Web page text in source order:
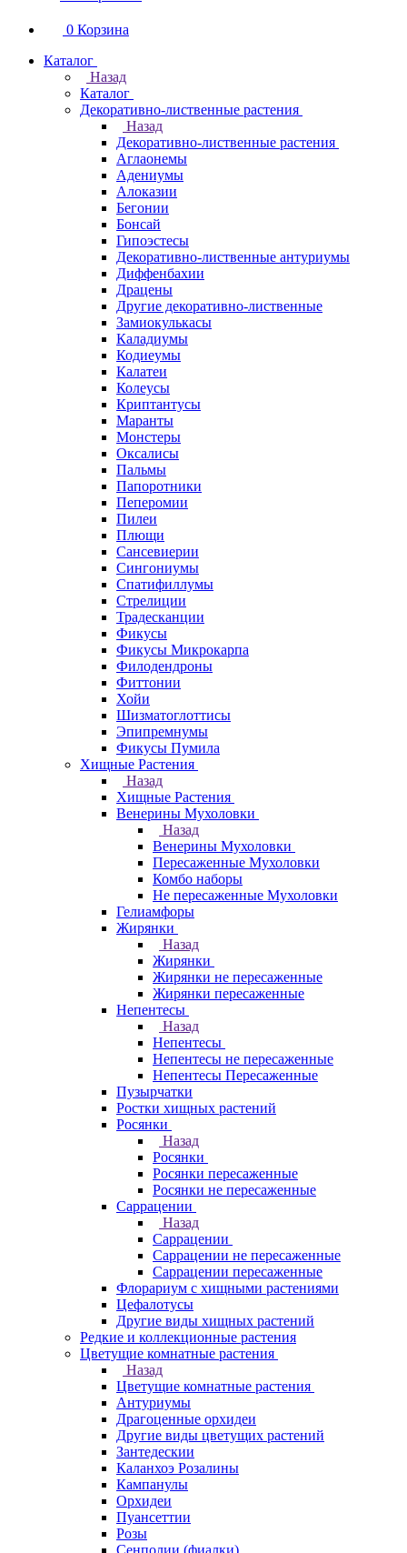
0 Корзина
Каталог
Назад
Каталог
Декоративно-лиственные растения
Назад
Декоративно-лиственные растения
Аглаонемы
Адениумы
Алоказии
Бегонии
Бонсай
Гипоэстесы
Декоративно-лиственные антуриумы
Диффенбахии
Драцены
Другие декоративно-лиственные
Замиокулькасы
Каладиумы
Кодиеумы
Калатеи
Колеусы
Криптантусы
Маранты
Монстеры
Оксалисы
Пальмы
Папоротники
Пеперомии
Пилеи
Плющи
Сансевиерии
Сингониумы
Спатифиллумы
Стрелиции
Традесканции
Фикусы
Фикусы Микрокарпа
Филодендроны
Фиттонии
Хойи
Шизматоглоттисы
Эпипремнумы
Фикусы Пумила
Хищные Растения
Назад
Хищные Растения
Венерины Мухоловки
Назад
Венерины Мухоловки
Пересаженные Мухоловки
Комбо наборы
Не пересаженные Мухоловки
Гелиамфоры
Жирянки
Назад
Жирянки
Жирянки не пересаженные
Жирянки пересаженные
Непентесы
Назад
Непентесы
Непентесы не пересаженные
Непентесы Пересаженные
Пузырчатки
Ростки хищных растений
Росянки
Назад
Росянки
Росянки пересаженные
Росянки не пересаженные
Саррацении
Назад
Саррацении
Саррацении не пересаженные
Саррацении пересаженные
Флорариум с хищными растениями
Цефалотусы
Другие виды хищных растений
Редкие и коллекционные растения
Цветущие комнатные растения
Назад
Цветущие комнатные растения
Антуриумы
Драгоценные орхидеи
Другие виды цветущих растений
Зантедескии
Каланхоэ Розалины
Кампанулы
Орхидеи
Пуансеттии
Розы
Сенполии (фиалки)